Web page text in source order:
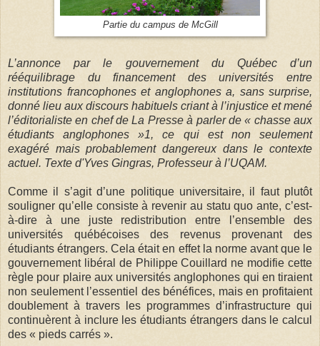
Partie du campus de McGill
L’annonce par le gouvernement du Québec d’un
rééquilibrage du financement des universités entre
institutions francophones et anglophones a, sans surprise,
donné lieu aux discours habituels criant à l’injustice et mené
l’éditorialiste en chef de La Presse à parler de « chasse aux
étudiants anglophones »1, ce qui est non seulement
exagéré mais probablement dangereux dans le contexte
actuel. Texte d'Yves Gingras, Professeur à l’UQAM.
Comme il s’agit d’une politique universitaire, il faut plutôt
souligner qu’elle consiste à revenir au statu quo ante, c’est-
à-dire à une juste redistribution entre l’ensemble des
universités québécoises des revenus provenant des
étudiants étrangers. Cela était en effet la norme avant que le
gouvernement libéral de Philippe Couillard ne modifie cette
règle pour plaire aux universités anglophones qui en tiraient
non seulement l’essentiel des bénéfices, mais en profitaient
doublement à travers les programmes d’infrastructure qui
continuèrent à inclure les étudiants étrangers dans le calcul
des « pieds carrés ».